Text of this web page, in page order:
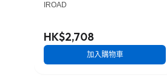
IROAD
HK$2,708
加入購物車